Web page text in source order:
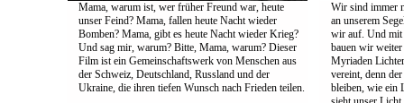
Mama, warum ist, wer früher Freund war, heute
unser Feind? Mama, fallen heute Nacht wieder
Bomben? Mama, gibt es heute Nacht wieder Krieg?
Und sag mir, warum? Bitte, Mama, warum? Dieser
Film ist ein Gemeinschaftswerk von Menschen aus
der Schweiz, Deutschland, Russland und der
Ukraine, die ihren tiefen Wunsch nach Frieden teilen.
Wir sind immer
an unserem
wir auf. Und mit
bauen wir
Myriaden
vereint, denn
bleiben, wie ein